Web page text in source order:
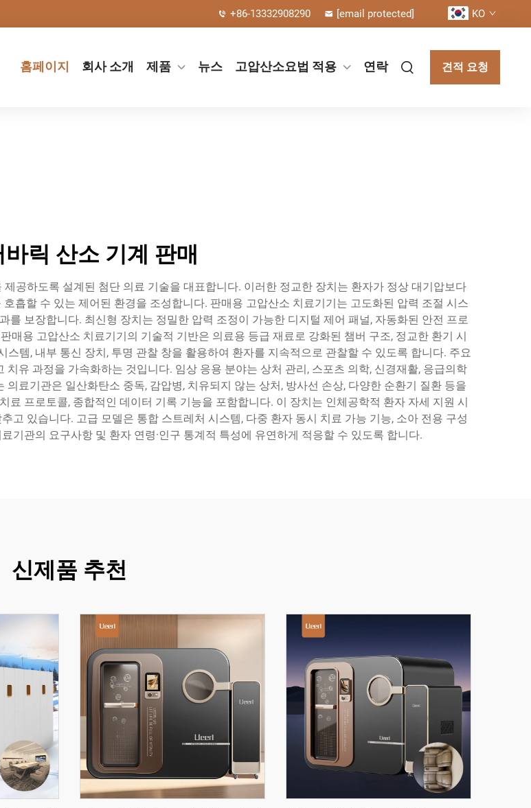
+86-13332908290 [email protected] KO
홈페이지 회사 소개 제품 뉴스 고압산소요법 적용 연락 견적 요청
릭 산소 기계 판매
공하도록 설계된 첨단 의료 기술을 대표합니다. 이러한 정교한 장치는 환자가 정상 대기압보다
흡할 수 있는 제어된 환경을 조성합니다. 판매용 고압산소 치료기기는 고도화된 압력 조절 시스
를 보장합니다. 최신형 장치는 정밀한 압력 조정이 가능한 디지털 제어 패널, 자동화된 안전 프로
매용 고압산소 치료기기의 기술적 기반은 의료용 등급 재료로 강화된 챔버 구조, 정교한 환기 시
템, 내부 통신 장치, 투명 관찰 창을 활용하여 환자를 지속적으로 관찰할 수 있도록 합니다. 주요
유 과정을 가속화하는 것입니다. 임상 응용 분야는 상처 관리, 스포츠 의학, 신경재활, 응급의학
료기관은 일산화탄소 중독, 감압병, 치유되지 않는 상처, 방사선 손상, 다양한 순환기 질환 등을
프로토콜, 종합적인 데이터 기록 기능을 포함합니다. 이 장치는 인체공학적 환자 자세 지원 시
고 있습니다. 고급 모델은 통합 스트레처 시스템, 다중 환자 동시 치료 가능 기능, 소아 전용 구성
기관의 요구사항 및 환자 연령·인구 통계적 특성에 유연하게 적응할 수 있도록 합니다.
신제품 추천